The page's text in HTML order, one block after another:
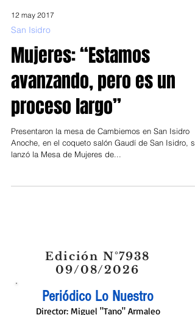
San Isidro
Mujeres: “Estamos
avanzando, pero es un
proceso largo”
Presentaron la mesa de Cambiemos en San Isidro
09/08/2026